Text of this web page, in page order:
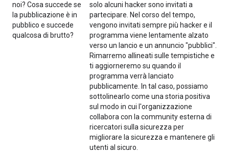
noi? Cosa succede se
la pubblicazione è in
pubblico e succede
qualcosa di brutto?
solo alcuni hacker sono invitati a
partecipare. Nel corso del tempo,
vengono invitati sempre più hacker e il
programma viene lentamente alzato
verso un lancio e un annuncio "pubblici".
Rimarremo allineati sulle tempistiche e
ti aggiorneremo su quando il
programma verrà lanciato
pubblicamente. In tal caso, possiamo
sottolinearlo come una storia positiva
sul modo in cui l'organizzazione
collabora con la community esterna di
ricercatori sulla sicurezza per
migliorare la sicurezza e mantenere gli
utenti al sicuro.